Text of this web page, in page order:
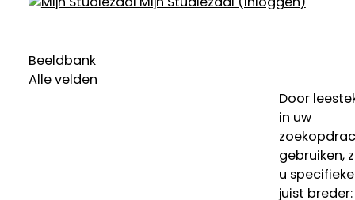
Beeldbank
Alle velden
Door
in uw
gebruiken,
u
juist breder: